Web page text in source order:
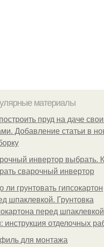
материалы
пруд на даче
Добавление статьи в
инвертор выбрать.
сварочный инвертор
ли грунтовать гипсокартон
шпаклевкой. Грунтовка
перед шпаклевкой
инструкция отделочных
для монтажа